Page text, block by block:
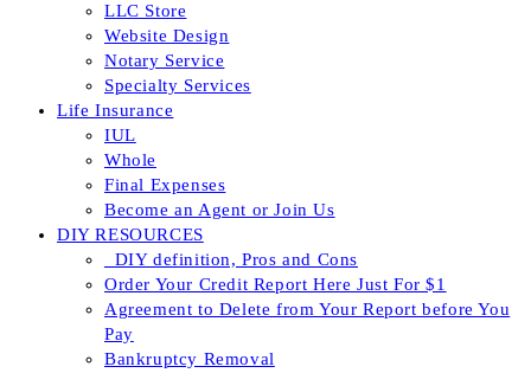
LLC Store
Website Design
Notary Service
Specialty Services
Life Insurance
IUL
Whole
Final Expenses
Become an Agent or Join Us
DIY RESOURCES
_DIY definition, Pros and Cons
Order Your Credit Report Here Just For $1
Agreement to Delete from Your Report before You
Pay
Bankruptcy Removal